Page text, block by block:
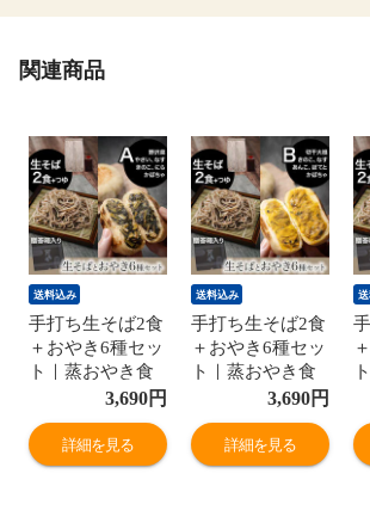
関連商品
送料込み
手打ち生そば2食
＋おやき6種セッ
ト｜蒸おやき食
べ比べ｜贈答箱
入｜送料無料｜
野沢菜 きのこ か
ぼちゃ なす やさ
3,690円
詳細を見る
送料込み
手打ち生そば2食
＋おやき6種セッ
ト｜蒸おやき食
べ比べ｜贈答箱
入｜送料無料｜
きのこ ポテト あ
んこ なす 切干大
3,690円
詳細を見る